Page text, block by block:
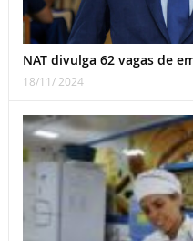
NAT divulga 62 vagas de
18/11/ 2024